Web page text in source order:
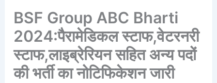
BSF Group ABC Bharti
2024:पैरामेडिकल स्टाफ,वेटरनरी
स्टाफ,लाइब्रेरियन सहित अन्य पदों
की भर्ती का नोटिफिकेशन जारी